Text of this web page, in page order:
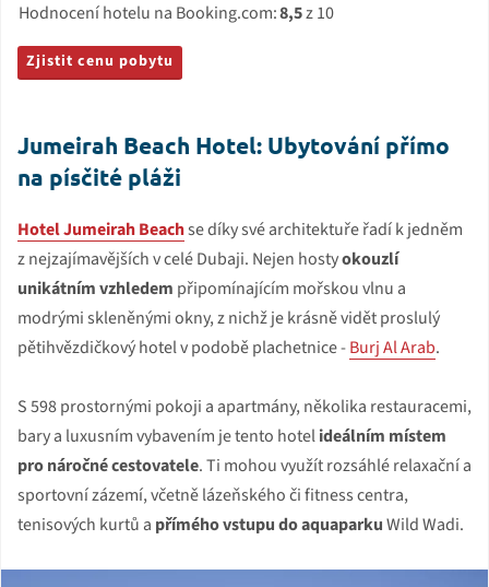
Hodnocení hotelu na Booking.com:8,5z 10
Zjistit cenu pobytu
Jumeirah Beach Hotel: Ubytování přímo
na písčité pláži
Hotel Jumeirah Beachse díky své architektuře řadí k jedněm
z nejzajímavějších v celé Dubaji. Nejen hostyokouzlí
unikátním vzhledem připomínajícím mořskou vlnu a
modrými skleněnými okny, z nichž je krásně vidět proslulý
pětihvězdičkový hotel v podobě plachetnice -Burj Al Arab.
S 598 prostornými pokoji a apartmány, několika restauracemi,
bary a luxusním vybavením je tento hotelideálním místem
pro náročné cestovatele. Ti mohou využít rozsáhlé relaxační a
sportovní zázemí, včetně lázeňského či fitness centra,
tenisových kurtů a přímého vstupu do aquaparkuWild Wadi.